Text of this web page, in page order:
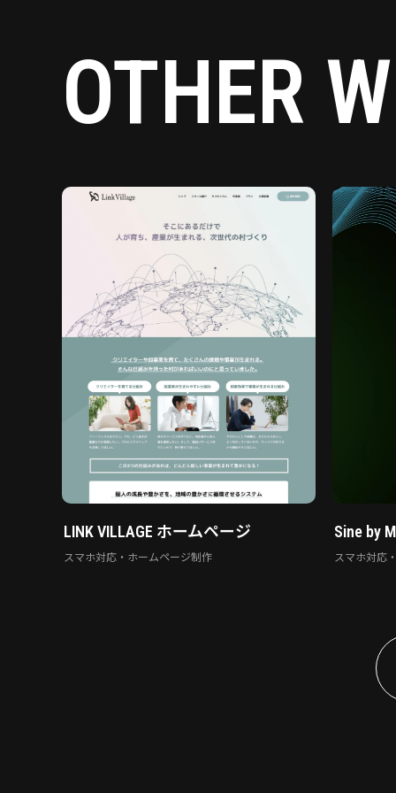
OTHER
LINK VILLAGE ホームページ
スマホ対応・ホームページ制作
Sine by
スマホ対応